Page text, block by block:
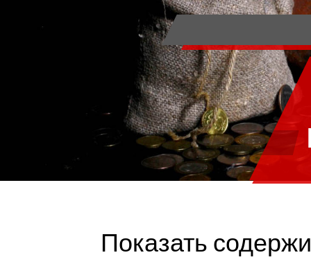
Показать